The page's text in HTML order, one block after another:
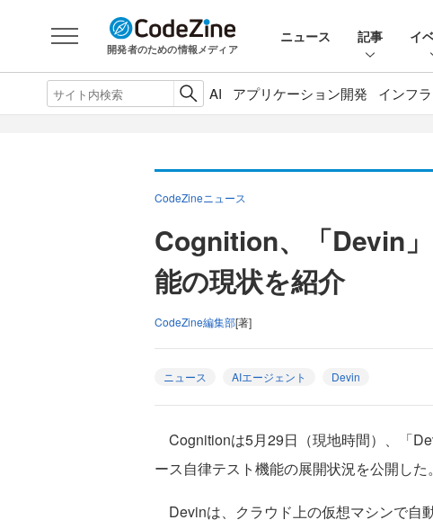
開発者のための情報メディア
ニュース 記事 イ
AI アプリケーション開発 インフラ
CodeZineニュース
Cognition、「Devin
能の現状を紹介
CodeZine編集部[著]
ニュース AIエージェント Devin
Cognitionは5月29日（現地時間）、「
ース自律テスト機能の展開状況を公開した。
Devinは、クラウド上の仮想マシンで自